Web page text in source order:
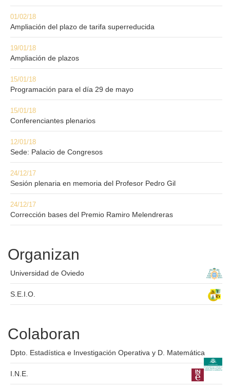
01/02/18
Ampliación del plazo de tarifa superreducida
19/01/18
Ampliación de plazos
15/01/18
Programación para el día 29 de mayo
15/01/18
Conferenciantes plenarios
12/01/18
Sede: Palacio de Congresos
24/12/17
Sesión plenaria en memoria del Profesor Pedro Gil
24/12/17
Corrección bases del Premio Ramiro Melendreras
Organizan
Universidad de Oviedo
S.E.I.O.
Colaboran
Dpto. Estadística e Investigación Operativa y D. Matemática
I.N.E.